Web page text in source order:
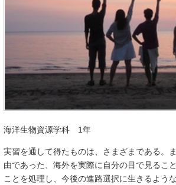
海洋生物資源学科 1年
実習を通して得たものは、さまざまである。
由であった、海外を実際に自分の目で見るこ
ことを処理し、今後の進路選択に生きるよう